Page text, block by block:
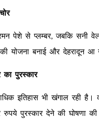
पेशे से प्लम्बर, जबकि सनी
योजना बनाई और देहरादून आ
का पुरस्‍कार
इतिहास भी खंगाल रही है।
रुपये पुरस्कार देने की घोषणा की